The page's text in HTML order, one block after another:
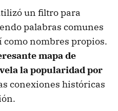
un filtro para
palabras comunes
como nombres propios.
mapa de
la popularidad por
conexiones históricas